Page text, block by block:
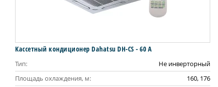
Кассетный кондиционер Dahatsu DH-CS - 60 А
Тип:
Не инверторный
Площадь охлаждения, м:
160, 176